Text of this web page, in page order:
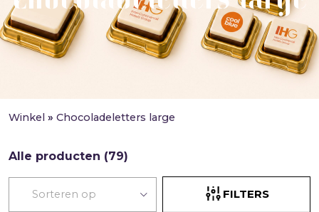
Winkel » Chocoladeletters large
Alle producten (79)
FILTERS